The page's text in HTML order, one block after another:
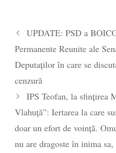
poetului Octavian
- 16 aprilie 2026
UPDATE: PSD a
Permanente Reunite ale
Deputaţilor în care se
cenzură
IPS Teofan, la sfințirea
Vlahuță”: Iertarea la care
doar un efort de voință.
nu are dragoste în inima